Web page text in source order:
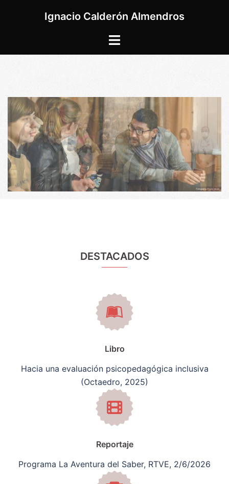
Ignacio Calderón Almendros
Alternar
DESTACADOS
Libro
Hacia una evaluación psicopedagógica inclusiva
(Octaedro, 2025)
Reportaje
Programa La Aventura del Saber, RTVE, 2/6/2026